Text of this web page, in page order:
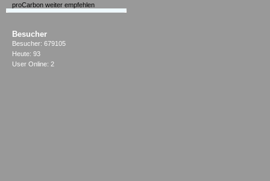
proCarbon weiter empfehlen
Besucher
Besucher: 679105
Heute: 93
User Online: 2